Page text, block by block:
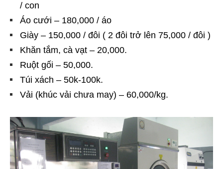
/ con
Áo cưới – 180,000 / áo
Giày – 150,000 / đôi ( 2 đôi trở lên 75,000 / đôi )
Khăn tắm, cà vạt – 20,000.
Ruột gối – 50,000.
Túi xách – 50k-100k.
Vải (khúc vải chưa may) – 60,000/kg.